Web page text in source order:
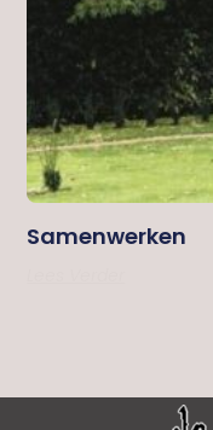
Samenwerken